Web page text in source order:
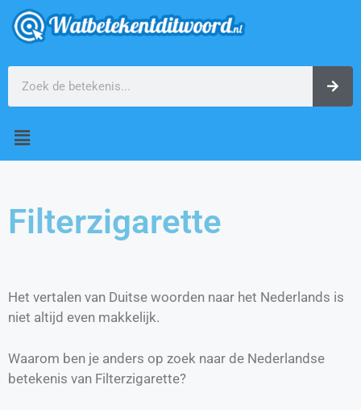
Filterzigarette
Het vertalen van Duitse woorden naar het Nederlands is
niet altijd even makkelijk.
Waarom ben je anders op zoek naar de Nederlandse
betekenis van Filterzigarette?